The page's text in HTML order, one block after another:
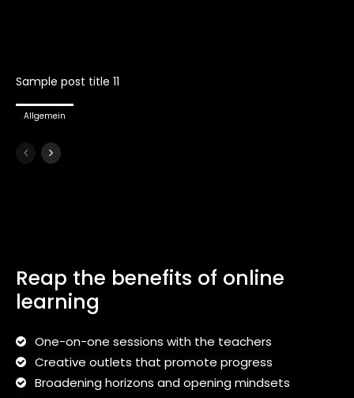
Sample post title 11
Allgemein
Reap the benefits of online
learning
One-on-one sessions with the teachers
Creative outlets that promote progress
Broadening horizons and opening mindsets